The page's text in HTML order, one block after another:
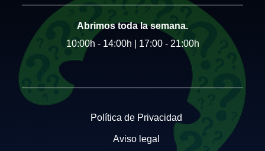
Abrimos toda la semana.
10:00h - 14:00h | 17:00 - 21:00h
Política de Privacidad
Aviso legal